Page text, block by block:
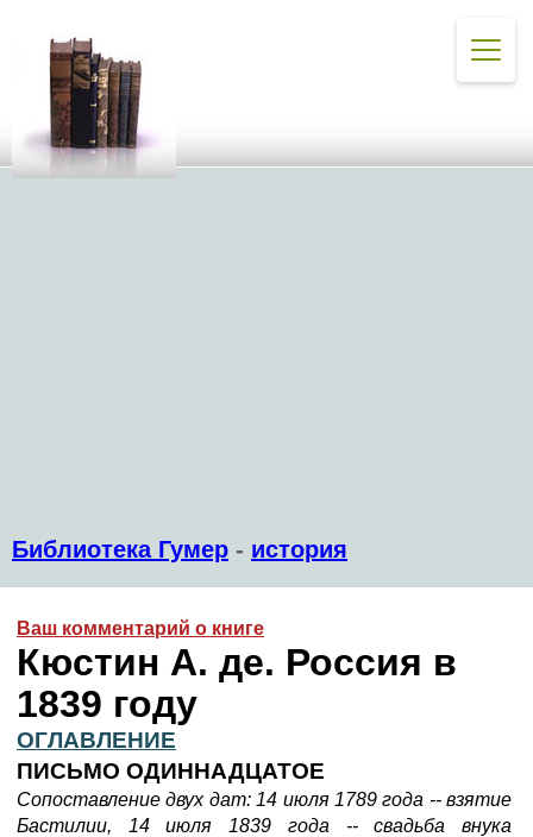
Библиотека Гумер - история
Ваш комментарий о книге
Кюстин А. де. Россия в
1839 году
ОГЛАВЛЕНИЕ
ПИСЬМО ОДИННАДЦАТОЕ
Сопоставление двух дат: 14 июля 1789 года -- взятие
Бастилии, 14 июля 1839 года -- свадьба внука